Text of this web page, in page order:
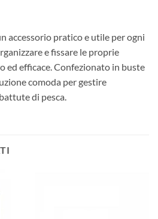
accessorio pratico e utile per ogni
e fissare le proprie
ed efficace. Confezionato in buste
comoda per gestire
di pesca.